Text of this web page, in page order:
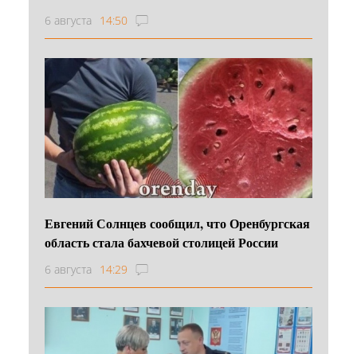
6 августа 14:50
Евгений Солнцев сообщил, что Оренбургская
область стала бахчевой столицей России
6 августа 14:29